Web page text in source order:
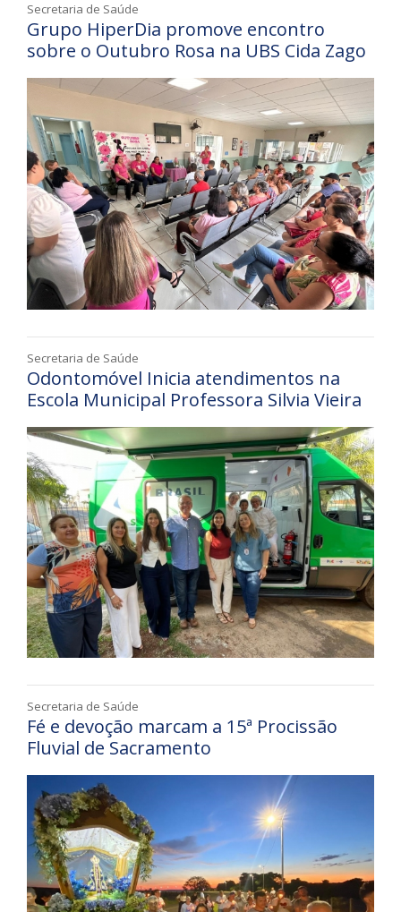
Secretaria de Saúde
Grupo HiperDia promove encontro
sobre o Outubro Rosa na UBS Cida Zago
Secretaria de Saúde
Odontomóvel Inicia atendimentos na
Escola Municipal Professora Silvia Vieira
Secretaria de Saúde
Fé e devoção marcam a 15ª Procissão
Fluvial de Sacramento